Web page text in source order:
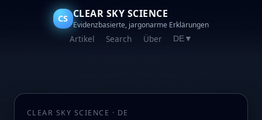
CS CLEAR SKY SCIENCE
Evidenzbasierte, jargonarme Erklärungen
Artikel Search Über DE▼
CLEAR SKY SCIENCE · DE